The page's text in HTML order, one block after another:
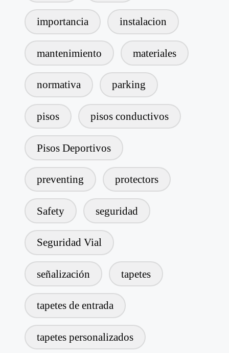
importancia instalacion
mantenimiento materiales
normativa parking
pisos pisos conductivos
Pisos Deportivos
preventing protectors
Safety seguridad
Seguridad Vial
señalización tapetes
tapetes de entrada
tapetes personalizados